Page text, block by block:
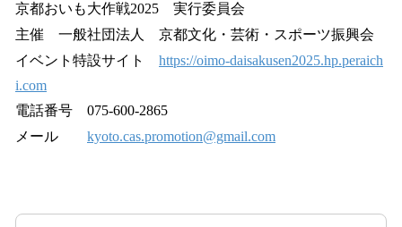
京都おいも大作戦2025 実行委員会
主催 一般社団法人 京都文化・芸術・スポーツ振興会
イベント特設サイト https://oimo-daisakusen2025.hp.peraich
i.com
電話番号 075-600-2865
メール kyoto.cas.promotion@gmail.com